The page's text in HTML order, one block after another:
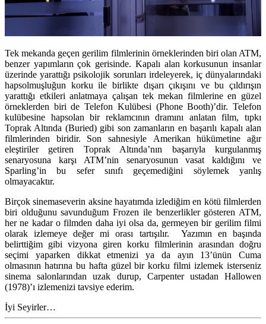
Tek mekanda geçen gerilim filmlerinin örneklerinden biri olan ATM,
benzer yapımların çok gerisinde. Kapalı alan korkusunun insanlar
üzerinde yarattığı psikolojik sorunları irdeleyerek, iç dünyalarındaki
hapsolmuşluğun korku ile birlikte dışarı çıkışını ve bu çıldırışın
yarattığı etkileri anlatmaya çalışan tek mekan filmlerine en güzel
örneklerden biri de Telefon Kulübesi (Phone Booth)’dir. Telefon
kulübesine hapsolan bir reklamcının dramını anlatan film, tıpkı
Toprak Altında (Buried) gibi son zamanların en başarılı kapalı alan
filmlerinden biridir. Son sahnesiyle Amerikan hükümetine ağır
eleştiriler getiren Toprak Altında’nın başarıyla kurgulanmış
senaryosuna karşı ATM’nin senaryosunun vasat kaldığını ve
Sparling’in bu sefer sınıfı geçemediğini söylemek yanlış
olmayacaktır.
Birçok sinemaseverin aksine hayatımda izlediğim en kötü filmlerden
biri olduğunu savunduğum Frozen ile benzerlikler gösteren ATM,
her ne kadar o filmden daha iyi olsa da, germeyen bir gerilim filmi
olarak izlemeye değer mi orası tartışılır. Yazımın en başında
belirttiğim gibi vizyona giren korku filmlerinin arasından doğru
seçimi yaparken dikkat etmenizi ya da ayın 13’ünün Cuma
olmasının hatırına bu hafta güzel bir korku filmi izlemek isterseniz
sinema salonlarından uzak durup, Carpenter ustadan Hallowen
(1978)’ı izlemenizi tavsiye ederim.
İyi Seyirler…